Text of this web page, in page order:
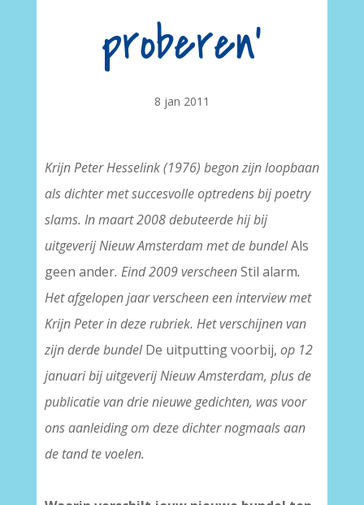
proberen'
8 jan 2011
Krijn Peter Hesselink (1976) begon zijn loopbaan
als dichter met succesvolle optredens bij poetry
slams. In maart 2008 debuteerde hij bij
uitgeverij Nieuw Amsterdam met de bundelAls
geen ander. Eind 2009 verscheenStil alarm.
Het afgelopen jaar verscheen een interview met
Krijn Peter in deze rubriek. Het verschijnen van
zijn derde bundelDe uitputting voorbij, op 12
januari bij uitgeverij Nieuw Amsterdam, plus de
publicatie van drie nieuwe gedichten, was voor
ons aanleiding om deze dichter nogmaals aan
de tand te voelen.